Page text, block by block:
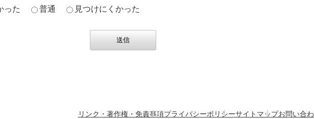
った
普通 見つけにくかった
リンク・著作権・免責事項プライバシーポリシーサイトマップお問い合